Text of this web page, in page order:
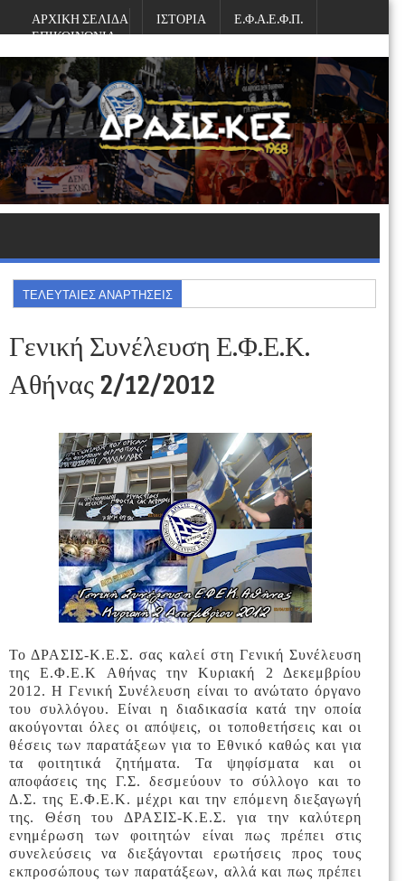
ΑΡΧΙΚΗ ΣΕΛΙΔΑ ΙΣΤΟΡΙΑ
Ε.Φ.Α.Ε.Φ.Π.
ΕΠΙΚΟΙΝΩΝΙΑ
Κυριακή, Αυγούστου 09, 2026
ΤΕΛΕΥΤΑΙΕΣ ΑΝΑΡΤΗΣΕΙΣ
Γενική Συνέλευση Ε.Φ.Ε.Κ.
Αθήνας 2/12/2012
Το ΔΡΑΣΙΣ-Κ.Ε.Σ. σας καλεί στη Γενική Συνέλευση
της Ε.Φ.Ε.Κ Αθήνας την Κυριακή 2 Δεκεμβρίου
2012. Η Γενική Συνέλευση είναι το ανώτατο όργανο
του συλλόγου. Είναι η διαδικασία κατά την οποία
ακούγονται όλες οι απόψεις, οι τοποθετήσεις και οι
θέσεις των παρατάξεων για το Εθνικό καθώς και για
τα φοιτητικά ζητήματα. Τα ψηφίσματα και οι
αποφάσεις της Γ.Σ. δεσμεύουν το σύλλογο και το
Δ.Σ. της Ε.Φ.Ε.Κ. μέχρι και την επόμενη διεξαγωγή
της. Θέση του ΔΡΑΣΙΣ-Κ.Ε.Σ. για την καλύτερη
ενημέρωση των φοιτητών είναι πως πρέπει στις
συνελεύσεις να διεξάγονται ερωτήσεις προς τους
εκπροσώπους των παρατάξεων, αλλά και πως πρέπει